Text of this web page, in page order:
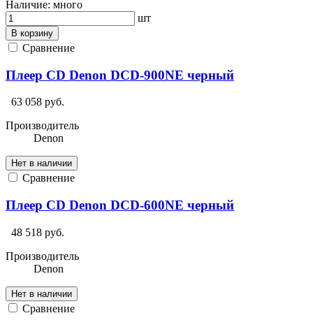
Наличие: много
шт
В корзину
Сравнение
Плеер CD Denon DCD-900NE черный
63 058 руб.
Производитель
Denon
Нет в наличии
Сравнение
Плеер CD Denon DCD-600NE черный
48 518 руб.
Производитель
Denon
Нет в наличии
Сравнение